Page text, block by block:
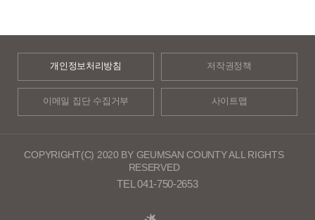
개인정보처리방침 저작권정책
이메일 집단 수집거부 사이트맵
COPYRIGHT(C) 2020 BY GEUMSAN COUNTY ALL RIGHTS
RESERVED
TEL 041-750-2653​